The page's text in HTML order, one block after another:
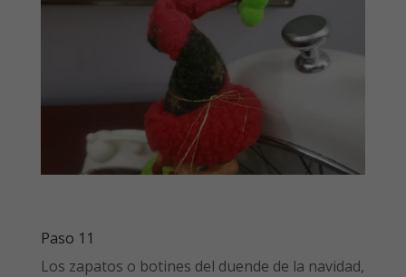
Paso 11
Los zapatos o botines del duende de la navidad,